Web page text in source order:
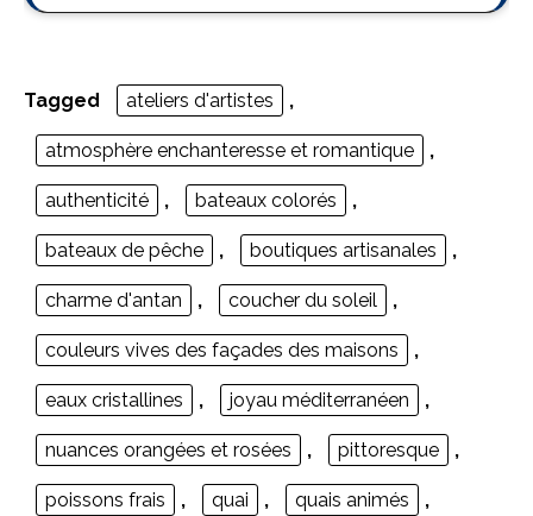
Tagged ateliers d'artistes ,
atmosphère enchanteresse et romantique ,
authenticité , bateaux colorés ,
bateaux de pêche , boutiques artisanales ,
charme d'antan , coucher du soleil ,
couleurs vives des façades des maisons ,
eaux cristallines , joyau méditerranéen ,
nuances orangées et rosées , pittoresque ,
poissons frais , quai , quais animés ,